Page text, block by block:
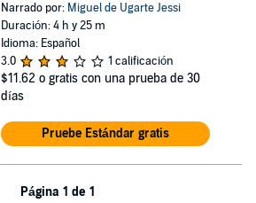
Narrado por: Miguel de Ugarte Jessi
Duración: 4 h y 25 m
Idioma: Español
3.0
1 calificación
$11.62 o gratis con una prueba de 30
días
Pruebe Estándar gratis
Página 1 de 1